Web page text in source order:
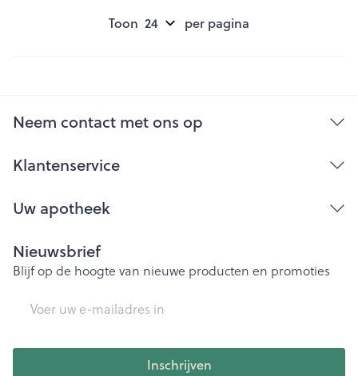
Toon per pagina
Neem contact met ons op
Klantenservice
Uw apotheek
Nieuwsbrief
Blijf op de hoogte van nieuwe producten en promoties
Inschrijven